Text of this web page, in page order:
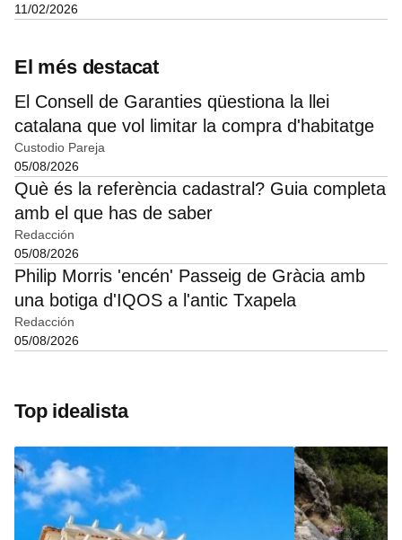
11/02/2026
El més destacat
El Consell de Garanties qüestiona la llei
catalana que vol limitar la compra d'habitatge
Custodio Pareja
05/08/2026
Què és la referència cadastral? Guia completa
amb el que has de saber
Redacción
05/08/2026
Philip Morris 'encén' Passeig de Gràcia amb
una botiga d'IQOS a l'antic Txapela
Redacción
05/08/2026
Top idealista